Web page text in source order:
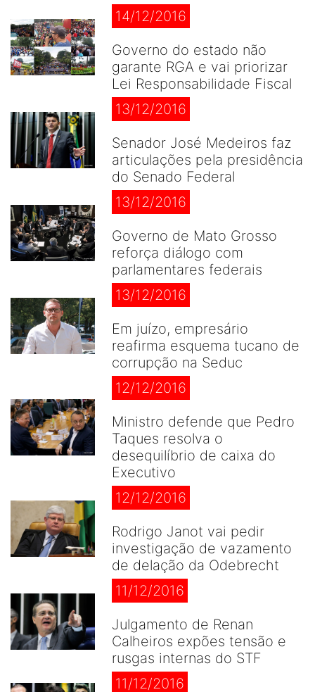
14/12/2016
Governo do estado não
garante RGA e vai priorizar
Lei Responsabilidade Fiscal
13/12/2016
Senador José Medeiros faz
articulações pela presidência
do Senado Federal
13/12/2016
Governo de Mato Grosso
reforça diálogo com
parlamentares federais
13/12/2016
Em juízo, empresário
reafirma esquema tucano de
corrupção na Seduc
12/12/2016
Ministro defende que Pedro
Taques resolva o
desequilíbrio de caixa do
Executivo
12/12/2016
Rodrigo Janot vai pedir
investigação de vazamento
de delação da Odebrecht
11/12/2016
Julgamento de Renan
Calheiros expões tensão e
rusgas internas do STF
11/12/2016